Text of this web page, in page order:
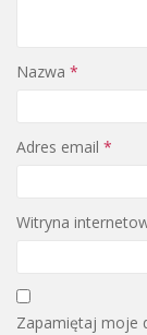
Nazwa *
Adres email *
Witryna
Zapamiętaj moje